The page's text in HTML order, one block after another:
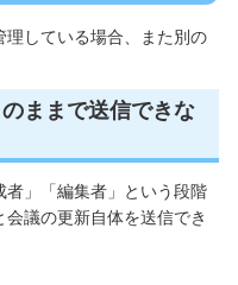
している場合、また別の
ままで送信できな
」「編集者」という段階
議の更新自体を送信でき